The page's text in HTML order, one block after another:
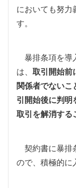
においても努力
す。
暴排条項を導
は、 取引開始前
関係者でないこ
引開始後に判明
取引を解消する
契約書に暴排
ので、積極的に